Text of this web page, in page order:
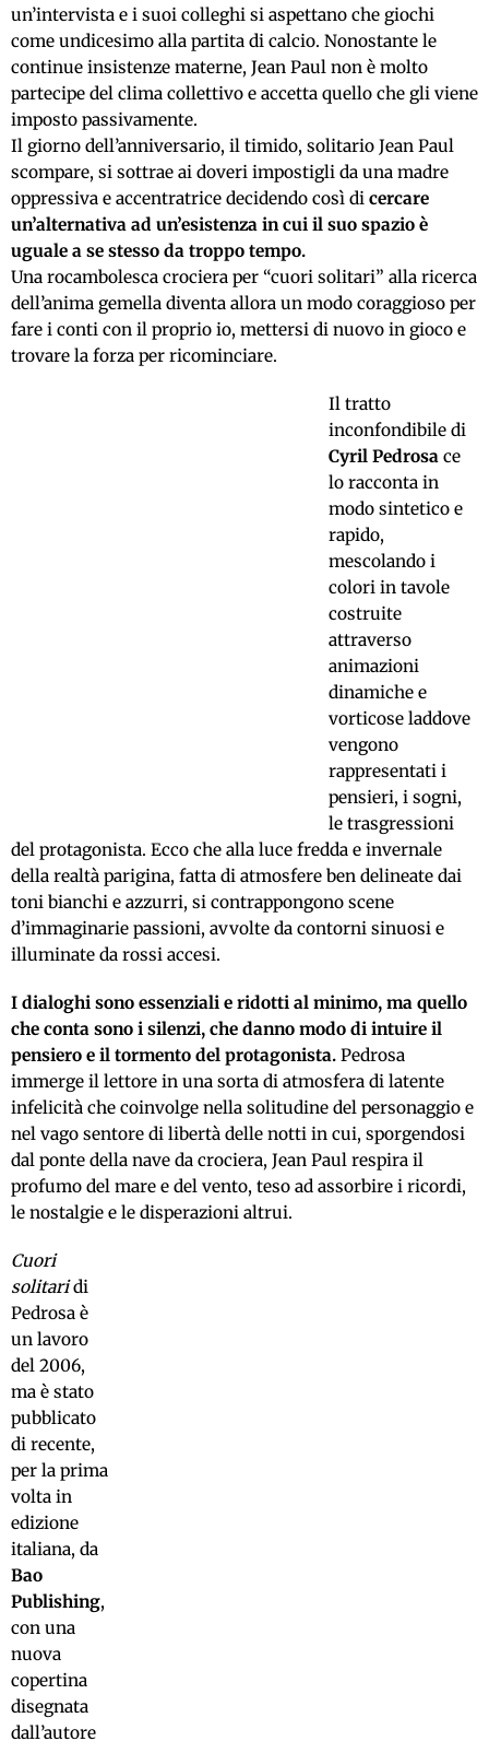
un’intervista e i suoi colleghi si aspettano che giochi
come undicesimo alla partita di calcio. Nonostante le
continue insistenze materne, Jean Paul non è molto
partecipe del clima collettivo e accetta quello che gli viene
imposto passivamente.
Il giorno dell’anniversario, il timido, solitario Jean Paul
scompare, si sottrae ai doveri impostigli da una madre
oppressiva e accentratrice decidendo così di cercare
un’alternativa ad un’esistenza in cui il suo spazio è
uguale a se stesso da troppo tempo.
Una rocambolesca crociera per “cuori solitari” alla ricerca
dell’anima gemella diventa allora un modo coraggioso per
fare i conti con il proprio io, mettersi di nuovo in gioco e
trovare la forza per ricominciare.
Il tratto
inconfondibile di
Cyril Pedrosa ce
lo racconta in
modo sintetico e
rapido,
mescolando i
colori in tavole
costruite
attraverso
animazioni
dinamiche e
vorticose laddove
vengono
rappresentati i
pensieri, i sogni,
le trasgressioni
del protagonista. Ecco che alla luce fredda e invernale
della realtà parigina, fatta di atmosfere ben delineate dai
toni bianchi e azzurri, si contrappongono scene
d’immaginarie passioni, avvolte da contorni sinuosi e
illuminate da rossi accesi.
I dialoghi sono essenziali e ridotti al minimo, ma quello
che conta sono i silenzi, che danno modo di intuire il
pensiero e il tormento del protagonista. Pedrosa
immerge il lettore in una sorta di atmosfera di latente
infelicità che coinvolge nella solitudine del personaggio e
nel vago sentore di libertà delle notti in cui, sporgendosi
dal ponte della nave da crociera, Jean Paul respira il
profumo del mare e del vento, teso ad assorbire i ricordi,
le nostalgie e le disperazioni altrui.
Cuori
solitaridi
Pedrosa è
un lavoro
del 2006,
ma è stato
pubblicato
di recente,
per la prima
volta in
edizione
italiana, da
Bao
Publishing,
con una
nuova
copertina
disegnata
dall’autore